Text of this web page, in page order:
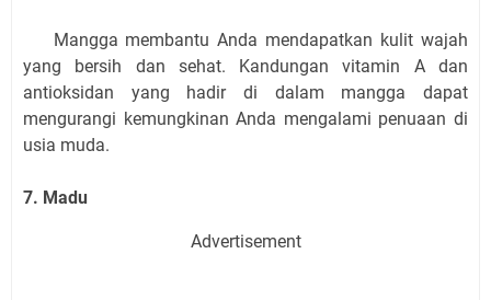
Mangga membantu Anda mendapatkan kulit wajah
yang bersih dan sehat. Kandungan vitamin A dan
antioksidan yang hadir di dalam mangga dapat
mengurangi kemungkinan Anda mengalami penuaan di
usia muda.
7. Madu
Advertisement